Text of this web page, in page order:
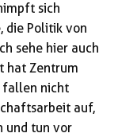
sich
die Politik von
sehe hier auch
hat Zentrum
fallen nicht
auf,
und tun vor